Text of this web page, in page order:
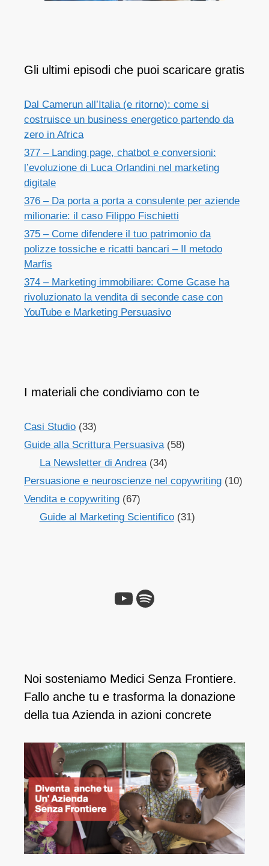
Gli ultimi episodi che puoi scaricare gratis
Dal Camerun all’Italia (e ritorno): come si
costruisce un business energetico partendo da
zero in Africa
377 – Landing page, chatbot e conversioni:
l’evoluzione di Luca Orlandini nel marketing
digitale
376 – Da porta a porta a consulente per aziende
milionarie: il caso Filippo Fischietti
375 – Come difendere il tuo patrimonio da
polizze tossiche e ricatti bancari – Il metodo
Marfis
374 – Marketing immobiliare: Come Gcase ha
rivoluzionato la vendita di seconde case con
YouTube e Marketing Persuasivo
I materiali che condiviamo con te
Casi Studio (33)
Guide alla Scrittura Persuasiva(58)
La Newsletter di Andrea(34)
Persuasione e neuroscienze nel copywriting (10)
Vendita e copywriting (67)
Guide al Marketing Scientifico(31)
Noi sosteniamo Medici Senza Frontiere.
Fallo anche tu e ​trasforma la donazione
della tua Azienda in azioni concrete